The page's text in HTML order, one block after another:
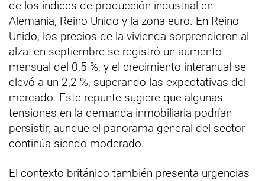
de los índices de producción industrial en
Alemania, Reino Unido y la zona euro. En Reino
Unido, los precios de la vivienda sorprendieron al
alza: en septiembre se registró un aumento
mensual del 0,5 %, y el crecimiento interanual se
elevó a un 2,2 %, superando las expectativas del
mercado. Este repunte sugiere que algunas
tensiones en la demanda inmobiliaria podrían
persistir, aunque el panorama general del sector
continúa siendo moderado.
El contexto británico también presenta urgencias